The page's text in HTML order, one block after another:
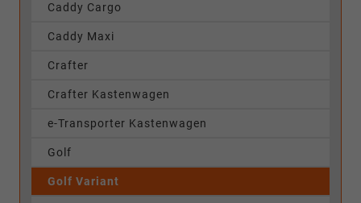
Caddy Cargo
Caddy Maxi
Crafter
Crafter Kastenwagen
e-Transporter Kastenwagen
Golf
Golf Variant